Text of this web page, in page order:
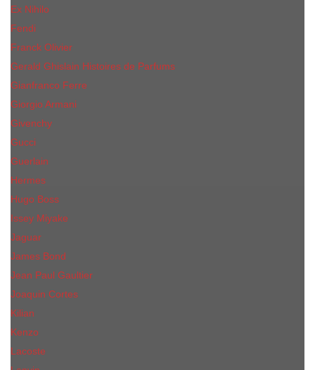
Ex Nihilo
Fendi
Franck Olivier
Gerald Ghislain Histoires de Parfums
Gianfranco Ferre
Giorgio Armani
Givenchy
Gucci
Guerlain
Hermes
Hugo Boss
Issey Miyake
Jaguar
James Bond
Jean Paul Gaultier
Joaquin Сortes
Kilian
Kenzo
Lacoste